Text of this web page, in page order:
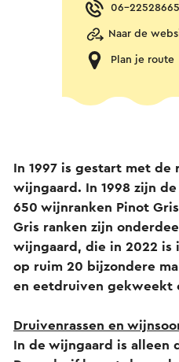
06-22528665
Naar de
Plan je route
In 1997 is gestart met de
wijngaard. In 1998 zijn
650 wijnranken Pinot
Gris ranken zijn
wijngaard, die in 2022 is
op ruim 20 bijzondere
en eetdruiven gekweekt
Druivenrassen en
In de wijngaard is alleen